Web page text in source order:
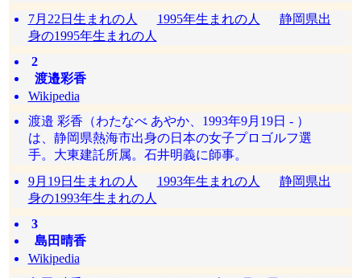
7月22日生まれの人
1995年生まれの人
静岡県出
身の1995年生まれの人
2
渡邉彩香
Wikipedia
渡邉 彩香（わたなべ あやか、1993年9月19日 - ）
は、静岡県熱海市出身の日本の女子プロゴルフ選
手。大東建託所属。石井明義に師事。
9月19日生まれの人
1993年生まれの人
静岡県出
身の1993年生まれの人
3
島田晴香
Wikipedia